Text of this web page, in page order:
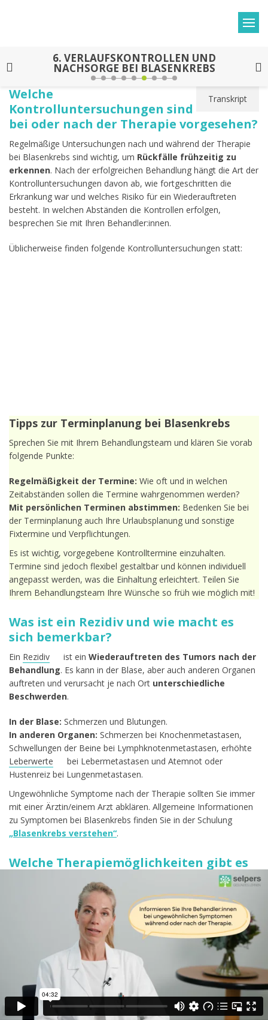
6. VERLAUFSKONTROLLEN UND
NACHSORGE BEI BLASENKREBS
Transkript
Welche
Kontrolluntersuchungen sind
bei oder nach der Therapie vorgesehen?
Regelmäßige Untersuchungen nach und während der Therapie
bei Blasenkrebs sind wichtig, um Rückfälle frühzeitig zu
erkennen. Nach der erfolgreichen Behandlung hängt die Art der
Kontrolluntersuchungen davon ab, wie fortgeschritten die
Erkrankung war und welches Risiko für ein Wiederauftreten
besteht. In welchen Abständen die Kontrollen erfolgen,
besprechen Sie mit Ihren Behandler:innen.
Üblicherweise finden folgende Kontrolluntersuchungen statt:
Tipps zur Terminplanung bei Blasenkrebs
Sprechen Sie mit Ihrem Behandlungsteam und klären Sie vorab
folgende Punkte:
Regelmäßigkeit der Termine: Wie oft und in welchen
Zeitabständen sollen die Termine wahrgenommen werden?
Mit persönlichen Terminen abstimmen: Bedenken Sie bei
der Terminplanung auch Ihre Urlaubsplanung und sonstige
Fixtermine und Verpflichtungen.
Es ist wichtig, vorgegebene Kontrolltermine einzuhalten.
Termine sind jedoch flexibel gestaltbar und können individuell
angepasst werden, was die Einhaltung erleichtert. Teilen Sie
Ihrem Behandlungsteam Ihre Wünsche so früh wie möglich mit!
Was ist ein Rezidiv und wie macht es
sich bemerkbar?
Ein Rezidiv ist ein Wiederauftreten des Tumors nach der
Behandlung. Es kann in der Blase, aber auch anderen Organen
auftreten und verursacht je nach Ort unterschiedliche
Beschwerden.
In der Blase: Schmerzen und Blutungen.
In anderen Organen: Schmerzen bei Knochenmetastasen,
Schwellungen der Beine bei Lymphknotenmetastasen, erhöhte
Leberwerte
bei Lebermetastasen und Atemnot oder
Hustenreiz bei Lungenmetastasen.
Ungewöhnliche Symptome nach der Therapie sollten Sie immer
mit einer Ärztin/einem Arzt abklären. Allgemeine Informationen
zu Symptomen bei Blasenkrebs finden Sie in der Schulung
„Blasenkrebs verstehen“.
Welche Therapiemöglichkeiten gibt es
bei einem Rezidiv bzw. wenn die bereits
angewendete Therapie nicht wirkt?
Ein Wiederauftreten oder Nicht-Wirken der Therapie kann
überraschend sein und Sorgen bereiten. Gerade beim
(Harn-)Blasenkrebs (Harnblasenkarzinom) gibt es aberviele
weitere wirksame Therapien, die angewendet werden
können. Daher ist es wichtig, nicht den Mut zu verlieren und
gemeinsam mit den Behandler:innen
alternative
Behandlungsstrategien
zu besprechen, um die bestmögliche
Unterstützung und Behandlung zu erhalten.